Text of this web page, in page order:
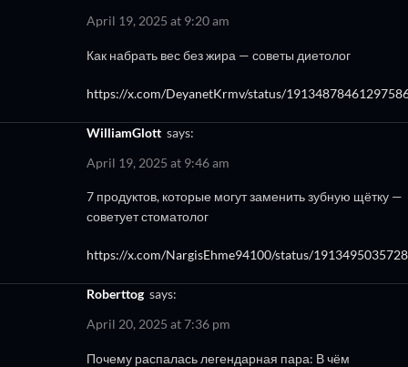
April 19, 2025 at 9:20 am
Как набрать вес без жира — советы диетолог
https://x.com/DeyanetKrmv/status/
WilliamGlott says:
April 19, 2025 at 9:46 am
7 продуктов, которые могут заменить зубную щётку —
советует стоматолог
https://x.com/NargisEhme94100/status/
Roberttog says:
April 20, 2025 at 7:36 pm
Почему распалась легендарная пара: В чём